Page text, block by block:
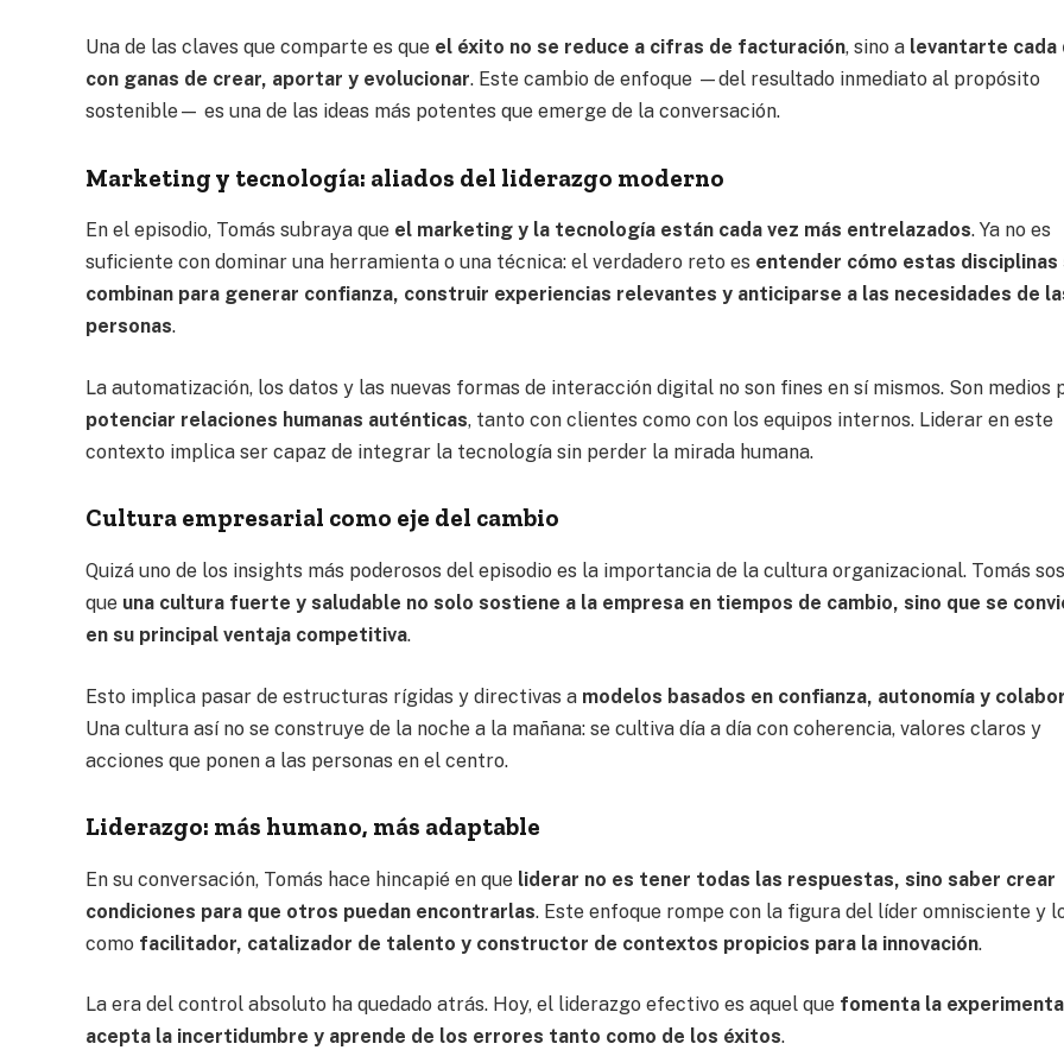
Una de las claves que comparte es que el éxito no se reduce a cifras de facturación, sino a levantarte cada
con ganas de crear, aportar y evolucionar. Este cambio de enfoque —del resultado inmediato al propósito
sostenible— es una de las ideas más potentes que emerge de la conversación.
Marketing y tecnología: aliados del liderazgo moderno
En el episodio, Tomás subraya que el marketing y la tecnología están cada vez más entrelazados. Ya no es
suficiente con dominar una herramienta o una técnica: el verdadero reto es entender cómo estas disciplinas
combinan para generar confianza, construir experiencias relevantes y anticiparse a las necesidades de
personas.
La automatización, los datos y las nuevas formas de interacción digital no son fines en sí mismos. Son medios
potenciar relaciones humanas auténticas, tanto con clientes como con los equipos internos. Liderar en este
contexto implica ser capaz de integrar la tecnología sin perder la mirada humana.
Cultura empresarial como eje del cambio
Quizá uno de los insights más poderosos del episodio es la importancia de la cultura organizacional. Tomás
que una cultura fuerte y saludable no solo sostiene a la empresa en tiempos de cambio, sino que se
en su principal ventaja competitiva.
Esto implica pasar de estructuras rígidas y directivas a modelos basados en confianza, autonomía y
Una cultura así no se construye de la noche a la mañana: se cultiva día a día con coherencia, valores claros y
acciones que ponen a las personas en el centro.
Liderazgo: más humano, más adaptable
En su conversación, Tomás hace hincapié en que liderar no es tener todas las respuestas, sino saber crear
condiciones para que otros puedan encontrarlas. Este enfoque rompe con la figura del líder omnisciente y
como facilitador, catalizador de talento y constructor de contextos propicios para la innovación.
La era del control absoluto ha quedado atrás. Hoy, el liderazgo efectivo es aquel que fomenta la
acepta la incertidumbre y aprende de los errores tanto como de los éxitos.